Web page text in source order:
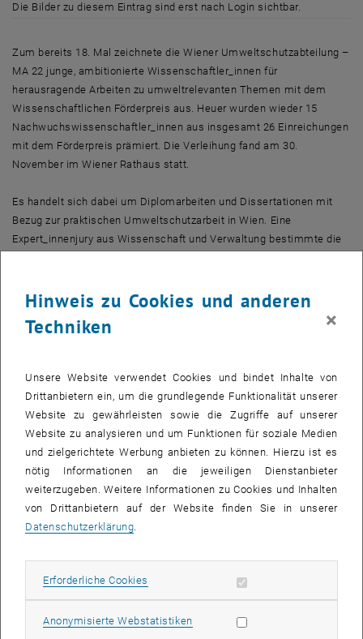
Die Bilder zu diesem Eintrag sind erst nach Login sichtbar.
Zum bereits 18. Mal zeichnete die Wiener Umweltschutzabteilung –
MA 22 junge, ambitionierte Wissenschaftler_innen für
herausragende Arbeiten zu umweltrelevanten Themen mit dem
Wissenschaftlichen Förderpreis aus. Heuer wurden wieder 15
Nachwuchswissenschaftler_innen aus insgesamt 26 Einreichungen
mit dem Förderpreis prämiert. Die Verleihung fand am 30.
November im Wiener Rathaus statt.
Es handelt sich dabei um Diplomarbeiten und Dissertationen mit
Bezug zur praktischen Umweltschutzarbeit in Wien. Eine
Expert_innenjury aus Wissenschaft und Verwaltung bestimmte die
Therese Schwarzböck: "Bestimmung der fossilen
Kohlendioxidemissionen aus Österreichischen
Müllverbrennungsanlagen" (Institut für Wassergüte,
Ressourcenmanagement und Abfallwirtschaft)
Christian Brandstätter: "In-depth analysis of degradation
processes in old MSW landfills under different oxygen and water
regimes" (Institut für Wassergüte, Ressourcenmanagement und
Abfallwirtschaft)
Marlies Gamsjäger: "Ressourcenpotential städtischer
Wassergüte, Ressourcenmanagement und Abfallwirtschaft)
management approach towards raising awareness and assuming
Hinweis zu Cookies und anderen
Techniken
×
Unsere Website verwendet Cookies und bindet Inhalte von
Drittanbietern ein, um die grundlegende Funktionalität unserer
Website zu gewährleisten sowie die Zugriffe auf unserer
Website zu analysieren und um Funktionen für soziale Medien
und zielgerichtete Werbung anbieten zu können. Hierzu ist es
nötig Informationen an die jeweiligen Dienstanbieter
weiterzugeben. Weitere Informationen zu Cookies und Inhalten
von Drittanbietern auf der Website finden Sie in unserer
Datenschutzerklärung
Erforderliche Cookies Erforderliche Cookies zulassen
Anonymisierte WebstatistikenStatistik Cookies zulassen